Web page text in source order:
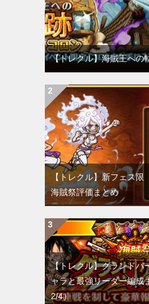
【トレクル】海賊王への
【トレクル】新フェス限
海賊祭評価まとめ
【トレクル】グランドパ
ャラと最強リーダー編成
2/4）